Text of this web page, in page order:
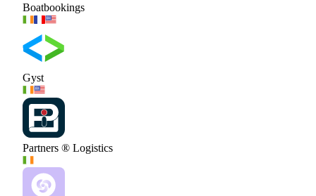
Boatbookings
Gyst
Partners ® Logistics